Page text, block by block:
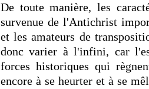
De toute manière, les
survenue de l'Antichrist
et les amateurs de
donc varier à l'infini, car
forces historiques qui
encore à se heurter et à se